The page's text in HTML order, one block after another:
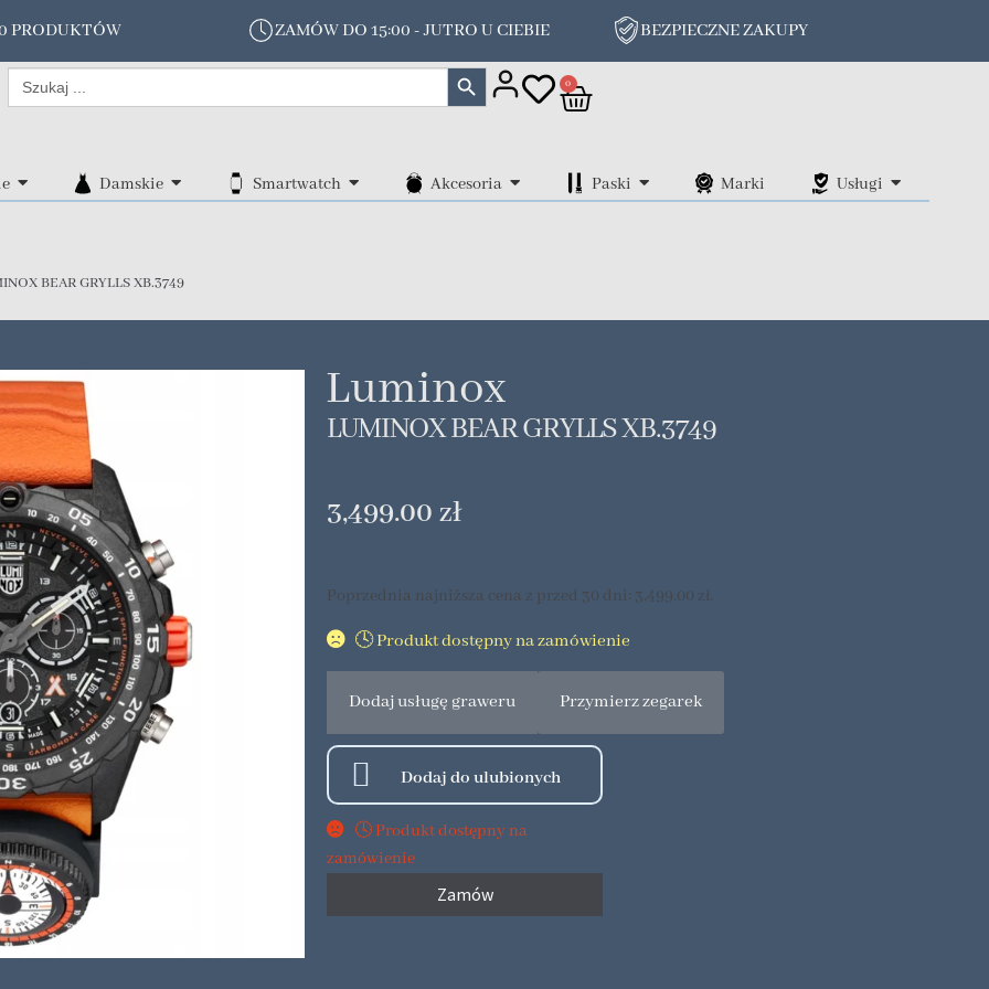
PRODUKTÓW ZAMÓW DO 15:00 - JUTRO U CIEBIE BEZPIECZNE ZAKUPY
Search
for:
Search Button
0
Damskie Smartwatch Akcesoria Paski Marki Usługi
BEAR GRYLLS XB.3749
Luminox
LUMINOX BEAR GRYLLS XB.3749
3,499.00 zł
Poprzednia najniższa cena z przed 30 dni: 3,499.00 zł.
🕓 Produkt dostępny na zamówienie
Dodaj usługę graweru Przymierz zegarek
🕓 Produkt dostępny na
zamówienie
Zamów